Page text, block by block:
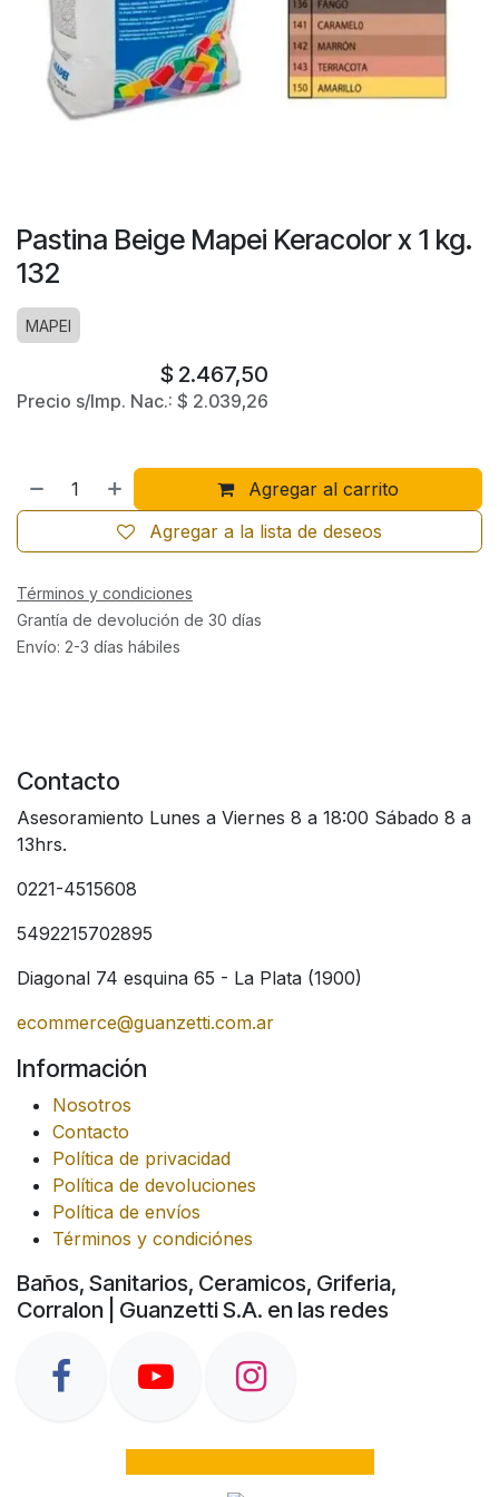
Pastina Beige Mapei Keracolor x 1 kg.
132
MAPEI
$ 2.467,50
Precio s/Imp. Nac.: $ 2.039,26
Agregar al carrito
Agregar a la lista de deseos
Términos y condiciones
Grantía de devolución de 30 días
Envío: 2-3 días hábiles
Contacto
Asesoramiento Lunes a Viernes 8 a 18:00 Sábado 8 a
13hrs.
0221-4515608
5492215702895
Diagonal 74 esquina 65 - La Plata (1900)
ecommerce@guanzetti.com.ar
Información
Nosotros
Contacto
Política de privacidad
Política de devoluciones
Política de envíos
Términos y condiciónes
Baños, Sanitarios, Ceramicos, Griferia,
Corralon | Guanzetti S.A. en las redes